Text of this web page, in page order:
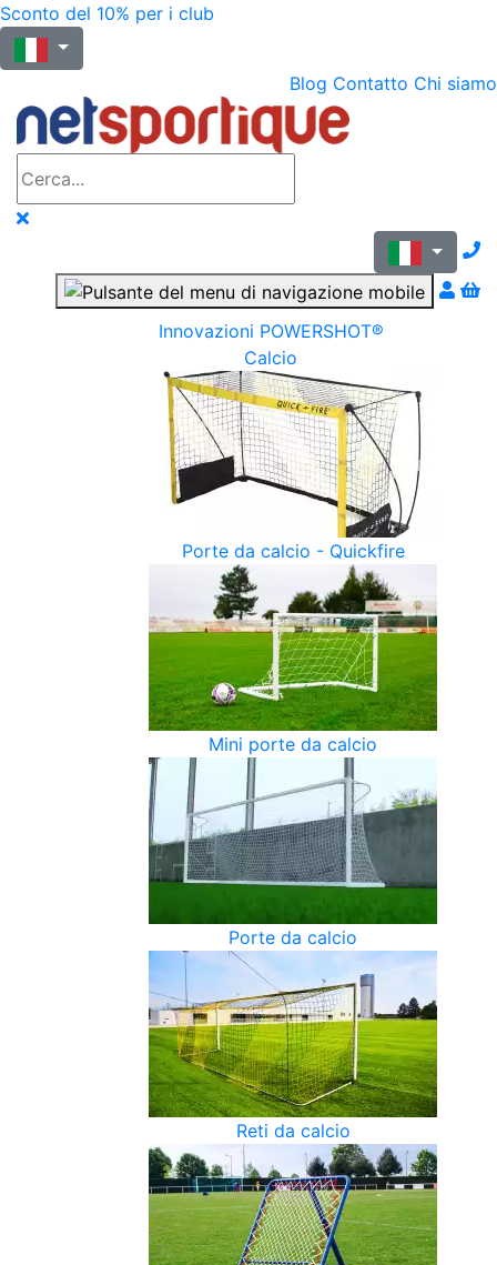
Sconto del 10% per i club
Blog Contatto Chi siamo
Innovazioni POWERSHOT®
Calcio
Porte da calcio - Quickfire
Mini porte da calcio
Porte da calcio
Reti da calcio